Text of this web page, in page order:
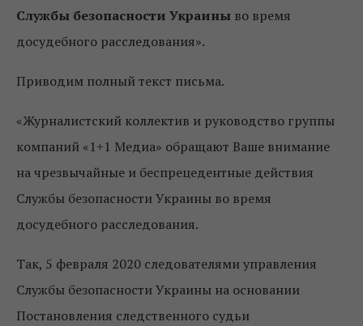
Службы безопасности Украины во время
досудебного расследования».
Приводим полный текст письма.
«Журналистский коллектив и руководство группы
компаний «1+1 Медиа» обращают Ваше внимание
на чрезвычайные и беспрецедентные действия
Службы безопасности Украины во время
досудебного расследования.
Так, 5 февраля 2020 следователями управления
Службы безопасности Украины на основании
Постановления следственного судьи